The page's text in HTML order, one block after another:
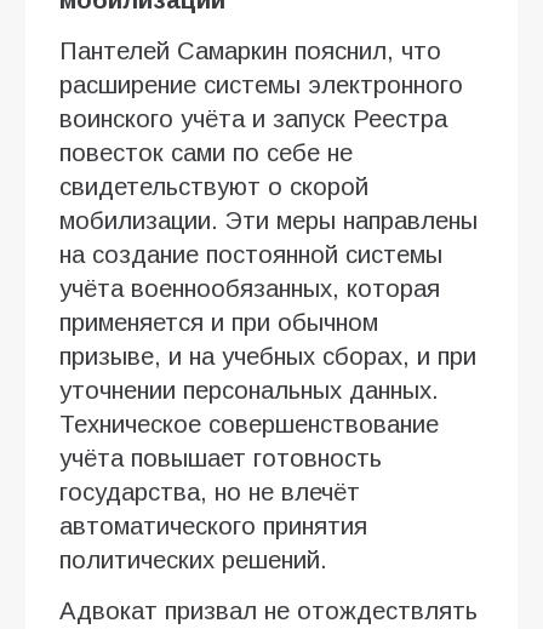
Пантелей Самаркин пояснил, что
расширение системы электронного
воинского учёта и запуск Реестра
повесток сами по себе не
свидетельствуют о скорой
мобилизации. Эти меры направлены
на создание постоянной системы
учёта военнообязанных, которая
применяется и при обычном
призыве, и на учебных сборах, и при
уточнении персональных данных.
Техническое совершенствование
учёта повышает готовность
государства, но не влечёт
автоматического принятия
политических решений.
Адвокат призвал не отождествлять